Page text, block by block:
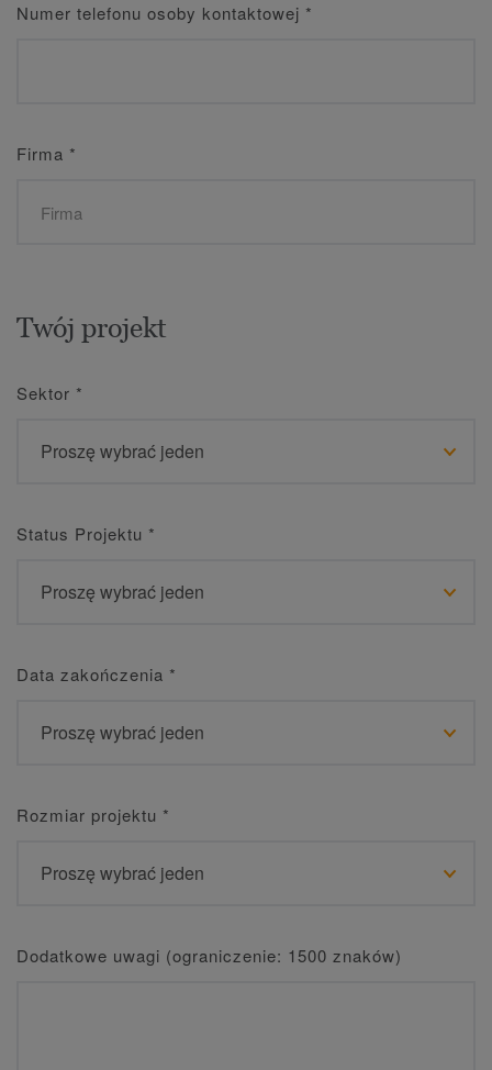
Numer telefonu osoby kontaktowej *
Firma *
Twój projekt
Sektor *
Status Projektu *
Data zakończenia *
Rozmiar projektu *
Dodatkowe uwagi (ograniczenie: 1500 znaków)